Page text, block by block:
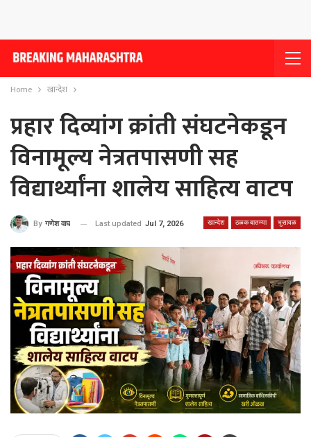
Home खान्देश
प्रहार दिव्यांग क्रांती संघटनेकडून
विनामूल्य नेत्रतपासणी सह
विद्यार्थ्यांना शालेय साहित्य वाटप
खान्देश ठळक बातम्या भुसावळ
By गणेश वाघ Last updated Jul 7, 2026